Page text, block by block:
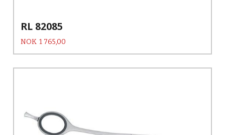
RL 82085
Pris
NOK 1 765,00